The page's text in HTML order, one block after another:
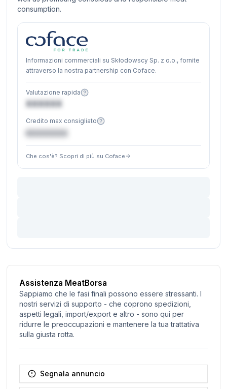
consumption.
Informazioni commerciali su Skłodowscy Sp. z o.o., fornite
attraverso la nostra partnership con Coface.
Valutazione rapida
XXXXXX
Credito max consigliato
€XXXXXX
Che cos'è? Scopri di più su Coface
Assistenza MeatBorsa
Sappiamo che le fasi finali possono essere stressanti. I
nostri servizi di supporto - che coprono spedizioni,
aspetti legali, import/export e altro - sono qui per
ridurre le preoccupazioni e mantenere la tua trattativa
sulla giusta rotta.
Segnala annuncio